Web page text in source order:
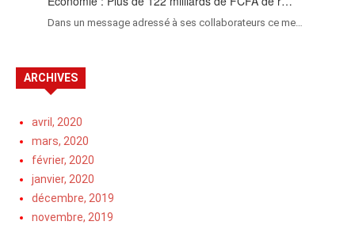
Dans un message adressé à ses collaborateurs ce me…
ARCHIVES
avril, 2020
mars, 2020
février, 2020
janvier, 2020
décembre, 2019
novembre, 2019